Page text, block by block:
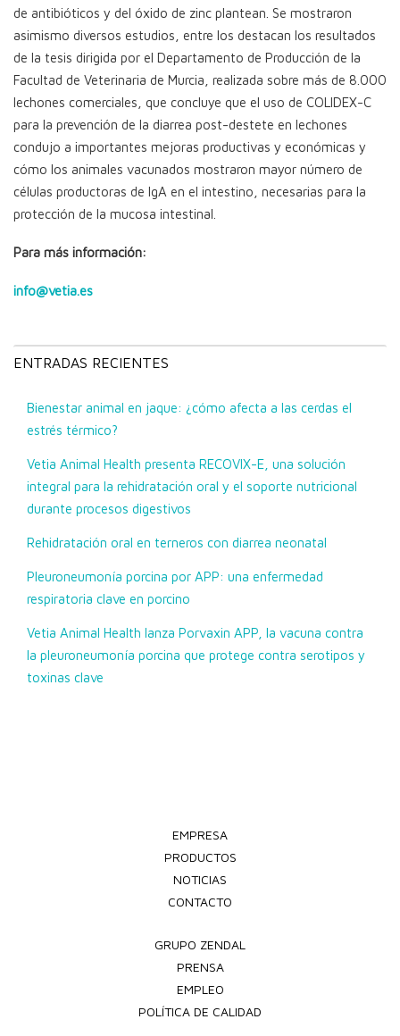
de antibióticos y del óxido de zinc plantean. Se mostraron
asimismo diversos estudios, entre los destacan los resultados
de la tesis dirigida por el Departamento de Producción de la
Facultad de Veterinaria de Murcia, realizada sobre más de 8.000
lechones comerciales, que concluye que el uso de COLIDEX-C
para la prevención de la diarrea post-destete en lechones
condujo a importantes mejoras productivas y económicas y
cómo los animales vacunados mostraron mayor número de
células productoras de IgA en el intestino, necesarias para la
protección de la mucosa intestinal.
Para más información:
info@vetia.es
ENTRADAS RECIENTES
Bienestar animal en jaque: ¿cómo afecta a las cerdas el
estrés térmico?
Vetia Animal Health presenta RECOVIX-E, una solución
integral para la rehidratación oral y el soporte nutricional
durante procesos digestivos
Rehidratación oral en terneros con diarrea neonatal
Pleuroneumonía porcina por APP: una enfermedad
respiratoria clave en porcino
Vetia Animal Health lanza Porvaxin APP, la vacuna contra
la pleuroneumonía porcina que protege contra serotipos y
toxinas clave
EMPRESA
PRODUCTOS
NOTICIAS
CONTACTO
GRUPO ZENDAL
PRENSA
EMPLEO
POLÍTICA DE CALIDAD